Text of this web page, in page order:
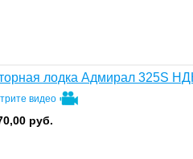
лодка Адмирал 325S
видео
руб.